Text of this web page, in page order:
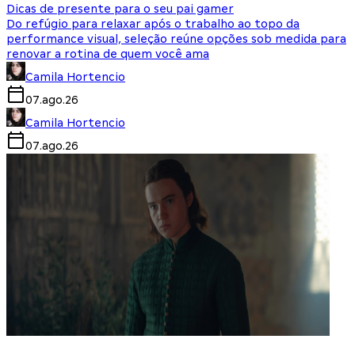
Dicas de presente para o seu pai gamer
Do refúgio para relaxar após o trabalho ao topo da
performance visual, seleção reúne opções sob medida para
renovar a rotina de quem você ama
Camila Hortencio
07.ago.26
Camila Hortencio
07.ago.26